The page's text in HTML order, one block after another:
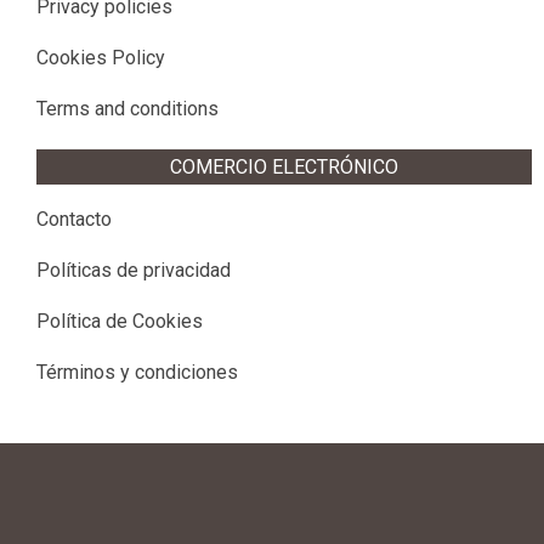
Privacy policies
Cookies Policy
Terms and conditions
COMERCIO ELECTRÓNICO
Contacto
Políticas de privacidad
Política de Cookies
Términos y condiciones